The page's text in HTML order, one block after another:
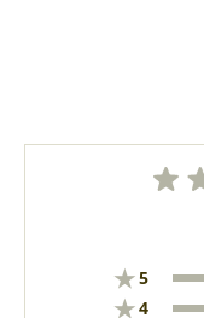
★5
★4